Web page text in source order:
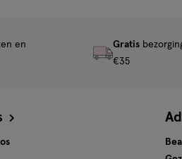
en
Gratis
€35